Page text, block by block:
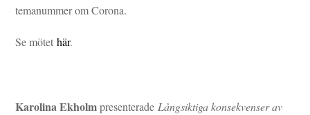
temanummer om Corona.
Se mötethär.
Karolina Ekholmpresenterade Långsiktiga konsekvenser av